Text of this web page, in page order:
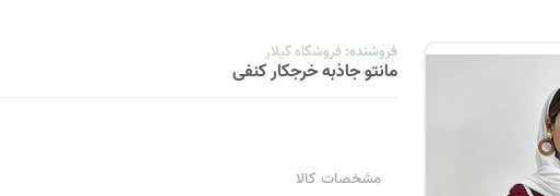
فروشنده: فروشگاه گیلار
مانتو جاذبه خرجکار کنفی
مشخصات کالا